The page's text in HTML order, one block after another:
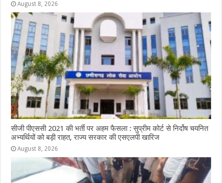
August 8, 2026
सीजी पीएससी 2021 की भर्ती पर अहम फैसला : सुप्रीम कोर्ट से निर्दोष चयनित
अभ्यर्थियों को बड़ी राहत, राज्य सरकार की एसएलपी खारिज
August 8, 2026